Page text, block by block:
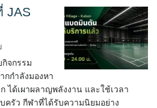
JAS
จกรรม
กำลังมองหา
ได้เผาผลาญพลังงาน และใช้เวลา
ครัว กีฬาที่ได้รับความนิยมอย่าง